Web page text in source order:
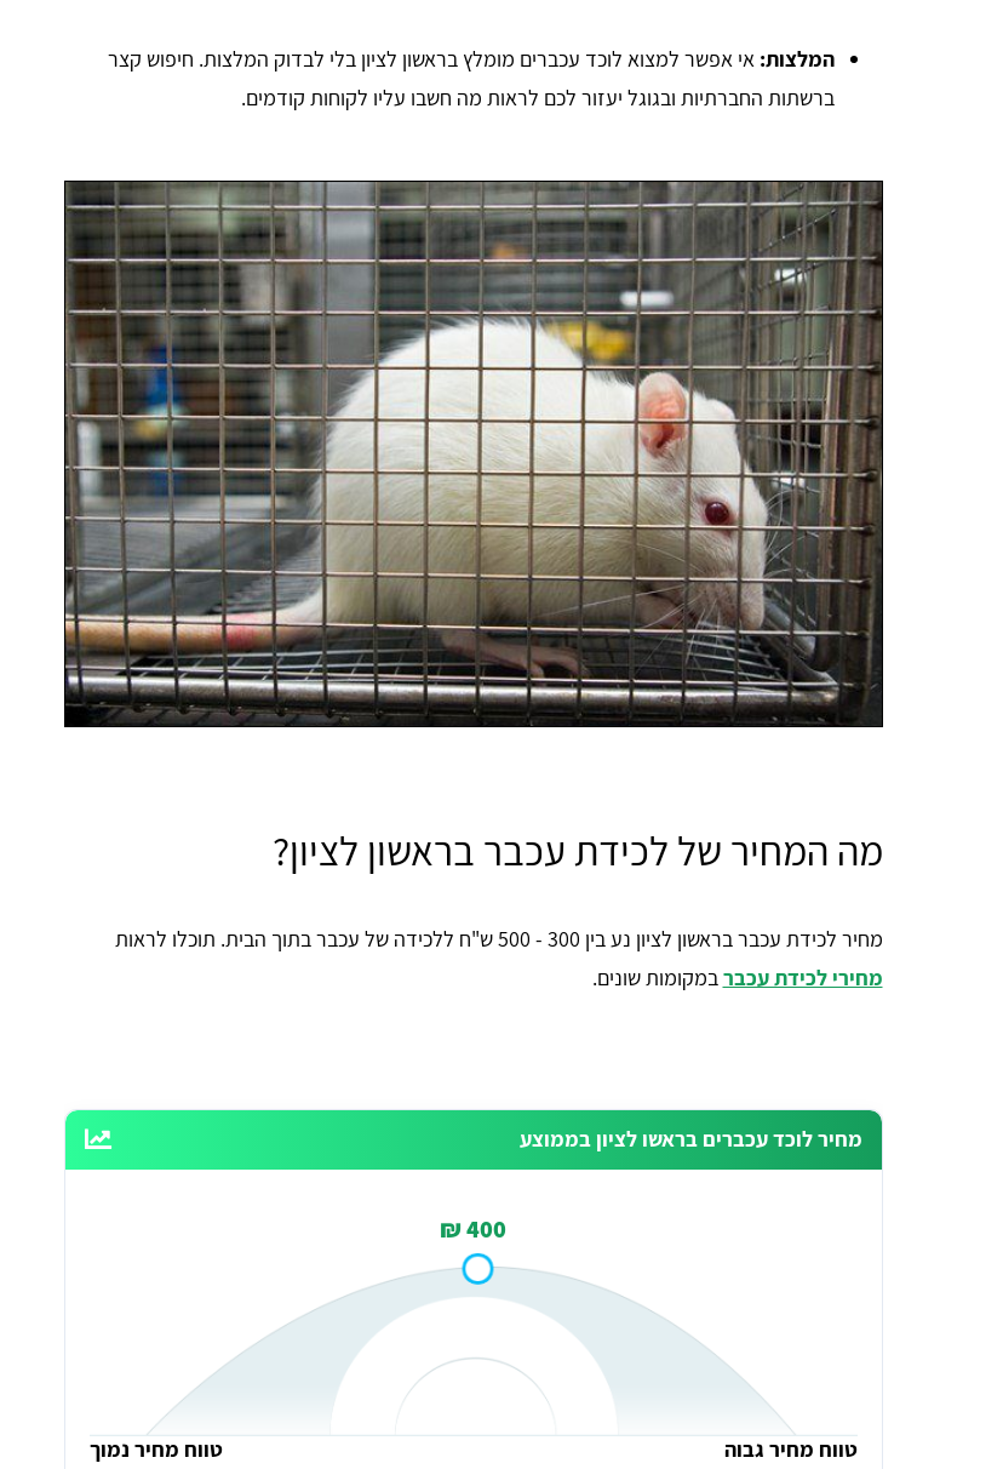
המלצות: אי אפשר למצוא לוכד עכברים מומלץ בראשון לציון בלי לבדוק המלצות. חיפוש קצר
ברשתות החברתיות ובגוגל יעזור לכם לראות מה חשבו עליו לקוחות קודמים.
מה המחיר של לכידת עכבר בראשון לציון?
מחיר לכידת עכבר בראשון לציון נע בין 300 - 500 ש"ח ללכידה של עכבר בתוך הבית. תוכלו לראות
מחירי לכידת עכברבמקומות שונים.
מחיר לוכד עכברים בראשו לציון בממוצע
400 ₪
טווח מחיר גבוה טווח מחיר נמוך
אחלה אתר! הזמנתי דרכם שירות של לוכד חולדות ועכברים
שהגיע מהר מאוד וסיפק שירות מקצועי! תודה לכם
הייתי זקוק להדברת טרמיטים שהיו ברהיטים, קיבלתי
במהירות 3 הצעות מחיר דרך האתר ומצאתי מדביר מצוין,
תודה לכם.